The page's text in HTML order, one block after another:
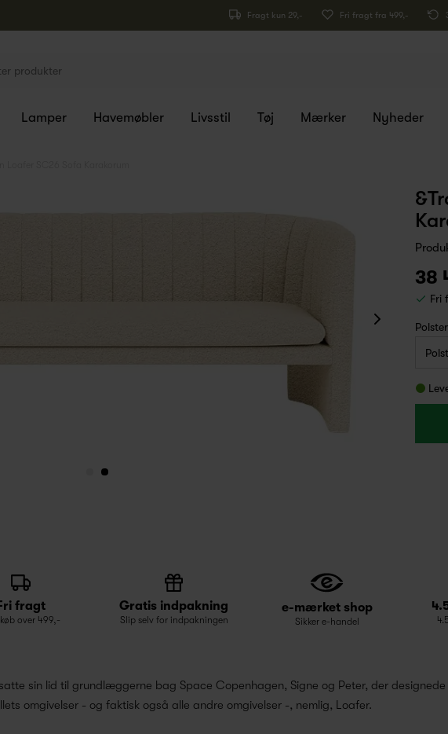
Fragt kun 29,- Fri fragt fra 499,-
Lamper Havemøbler Livsstil Tøj Mærker Nyheder
38
Fri
Polster
Fri fragt
over 499,-
Gratis indpakning
Slip selv for indpakningen
e-mærket shop
Sikker e-handel
sin lid til grundlæggerne bag Space Copenhagen, Signe og Peter, der
omgivelser - og faktisk også alle andre omgivelser -, nemlig, Loafer.